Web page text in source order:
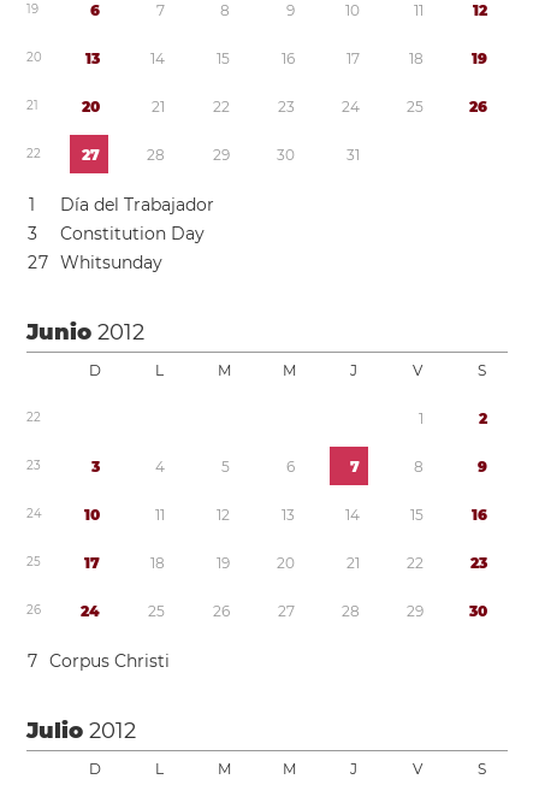
19 6 7 8 9 10 11 12
20 13 14 15 16 17 18 19
21 20 21 22 23 24 25 26
22 27 28 29 30 31
1
Día del Trabajador
3
Constitution Day
27 Whitsunday
Junio2012
D L M M J V S
22 1 2
23 3 4 5 6 7 8 9
24 10 11 12 13 14 15 16
25 17 18 19 20 21 22 23
26 24 25 26 27 28 29 30
7 Corpus Christi
Julio2012
D L M M J V S